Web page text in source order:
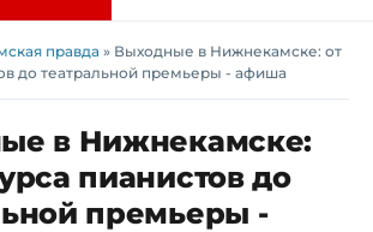
правда » Выходные в Нижнекамске: от
до театральной премьеры - афиша
в Нижнекамске:
пианистов до
премьеры -